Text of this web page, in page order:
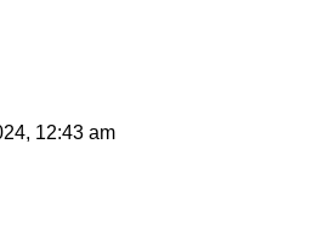
12:43 am